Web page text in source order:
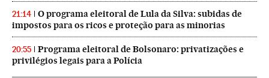
21:14
O programa eleitoral de Lula da Silva: subidas de
impostos para os ricos e proteção para as minorias
20:55
Programa eleitoral de Bolsonaro: privatizações e
privilégios legais para a Polícia